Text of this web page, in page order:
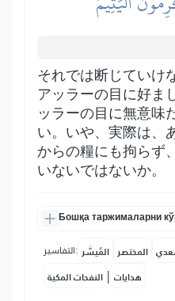
それでは断じていけ
アッラーの目に好ま
ッラーの目に無意味
い。いや、実際は、
からの糧にも拘らず
いないではないか。
Бошқа таржималарни
التفاسير: المُيسَّر المختصر
النفحات المكية | هدايات